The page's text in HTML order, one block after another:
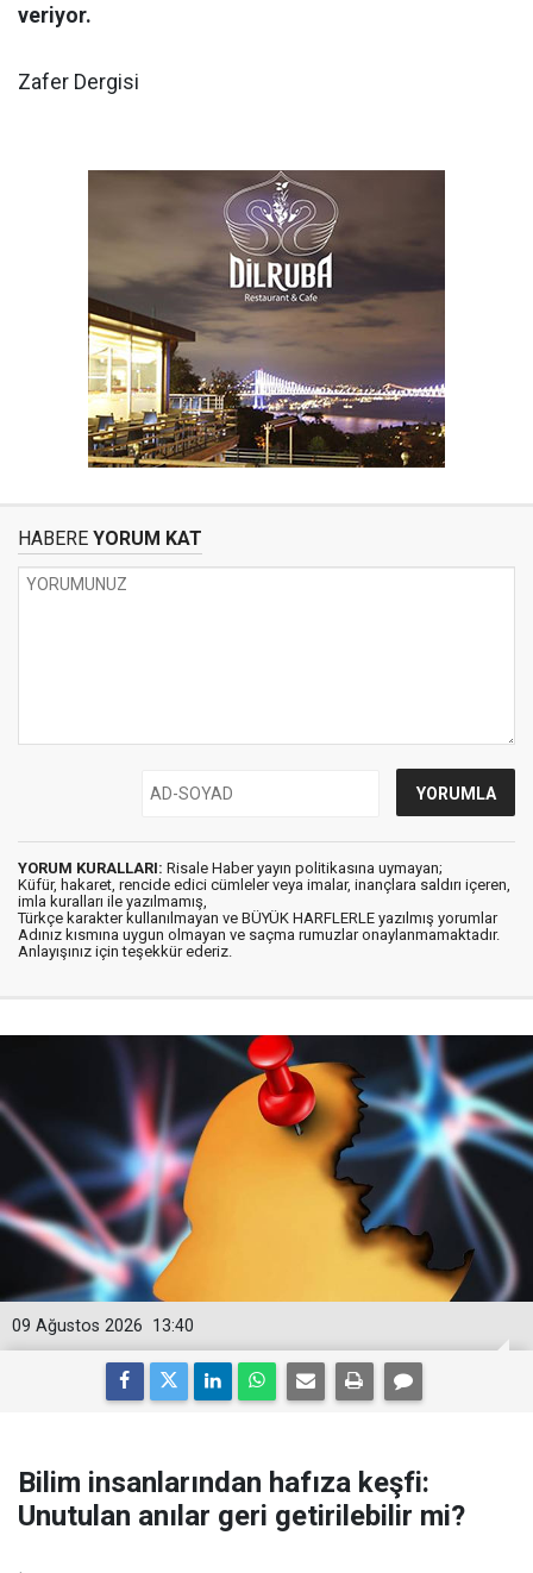
veriyor.
Zafer Dergisi
HABERE YORUM KAT
YORUM KURALLARI: Risale Haber yayın politikasına uymayan;
Küfür, hakaret, rencide edici cümleler veya imalar, inançlara saldırı içeren,
imla kuralları ile yazılmamış,
Türkçe karakter kullanılmayan ve BÜYÜK HARFLERLE yazılmış yorumlar
Adınız kısmına uygun olmayan ve saçma rumuzlar onaylanmamaktadır.
Anlayışınız için teşekkür ederiz.
13:40
09 Ağustos 2026
Bilim insanlarından hafıza keşfi:
Unutulan anılar geri getirilebilir mi?